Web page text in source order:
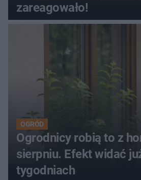
zareagowało!
OGRÓD
Ogrodnicy robią to z
sierpniu. Efekt widać
tygodniach